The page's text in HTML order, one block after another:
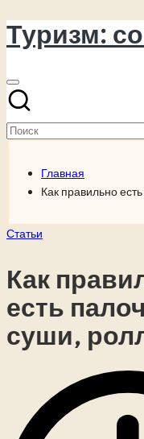
Перейти
к
Туризм:
Поиск
для:
Главная
Как правильно
Опубликовано
Статьи
Как
есть
суши,